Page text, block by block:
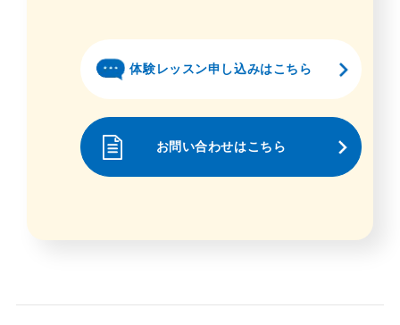
体験レッスン申し込みはこちら
お問い合わせはこちら